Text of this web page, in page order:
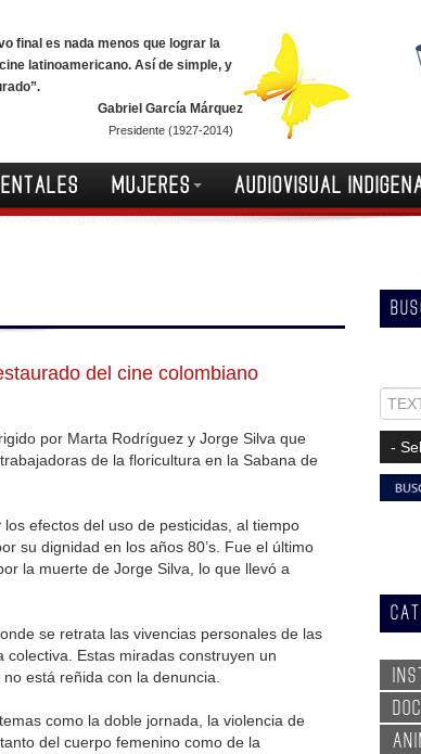
final es nada menos que lograr la
latinoamericano. Así de simple, y
Gabriel García Márquez
Presidente (1927-2014)
MUJERES AUDIOVISUAL
del cine colombiano
por Marta Rodríguez y Jorge Silva que
de la floricultura en la Sabana de
efectos del uso de pesticidas, al tiempo
su dignidad en los años 80’s. Fue el último
la muerte de Jorge Silva, lo que llevó a
se retrata las vivencias personales de las
Estas miradas construyen un
está reñida con la denuncia.
como la doble jornada, la violencia de
del cuerpo femenino como de la